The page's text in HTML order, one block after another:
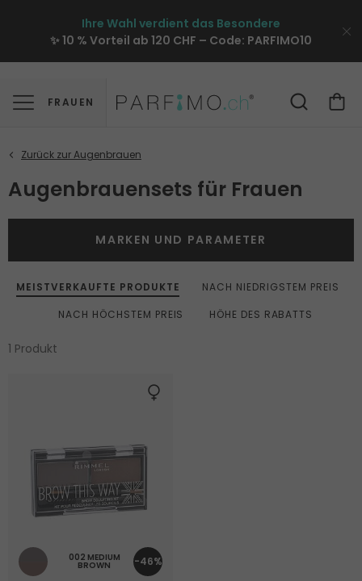
Ihre Wahl verdient das Besondere
✨ 10 % Vorteil ab 120 CHF – Code: PARFIMO10
FRAUEN
Augenbrauensets für Frauen
MEISTVERKAUFTE PRODUKTE
NACH NIEDRIGSTEM PREIS
NACH HÖCHSTEM PREIS
HÖHE DES RABATTS
1 Produkt
MARKEN UND PARAMETER
-46%
002 MEDIUM
BROWN